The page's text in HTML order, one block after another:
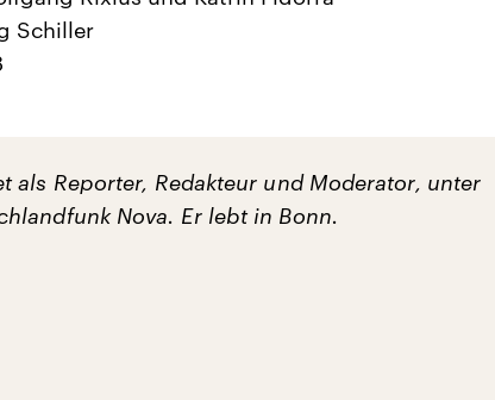
Schiller
als Reporter, Redakteur und Moderator, unter
Nova. Er lebt in Bonn.